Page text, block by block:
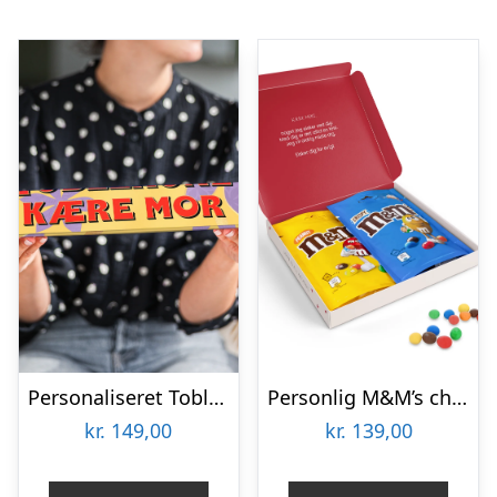
Personaliseret Toblerone – Mors Dag – Stor
kr. 149,00
Personlig M&M’s chokolade gaveæske – 2 poser
kr. 139,00